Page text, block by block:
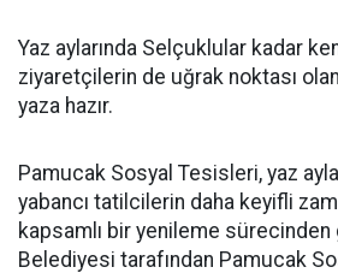
Yaz aylarında Selçuklular kadar
ziyaretçilerin de uğrak noktası
yaza hazır.
Pamucak Sosyal Tesisleri, yaz
yabancı tatilcilerin daha keyifli
kapsamlı bir yenileme
Belediyesi tarafından Pamucak